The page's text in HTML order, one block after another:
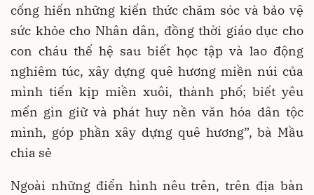
cống hiến những kiến thức chăm sóc và bảo vệ
sức khỏe cho Nhân dân, đồng thời giáo dục cho
con cháu thế hệ sau biết học tập và lao động
nghiêm túc, xây dựng quê hương miền núi của
mình tiến kịp miền xuôi, thành phố; biết yêu
mến gìn giữ và phát huy nền văn hóa dân tộc
mình, góp phần xây dựng quê hương”, bà Mầu
chia sẻ
Ngoài những điển hình nêu trên, trên địa bàn